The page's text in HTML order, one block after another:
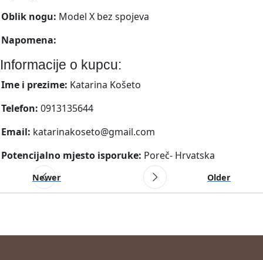
Oblik nogu: Model X bez spojeva
Napomena:
Informacije o kupcu:
Ime i prezime: Katarina Košeto
Telefon: 0913135644
Email: katarinakoseto@gmail.com
Potencijalno mjesto isporuke: Poreč- Hrvatska
Newer Older